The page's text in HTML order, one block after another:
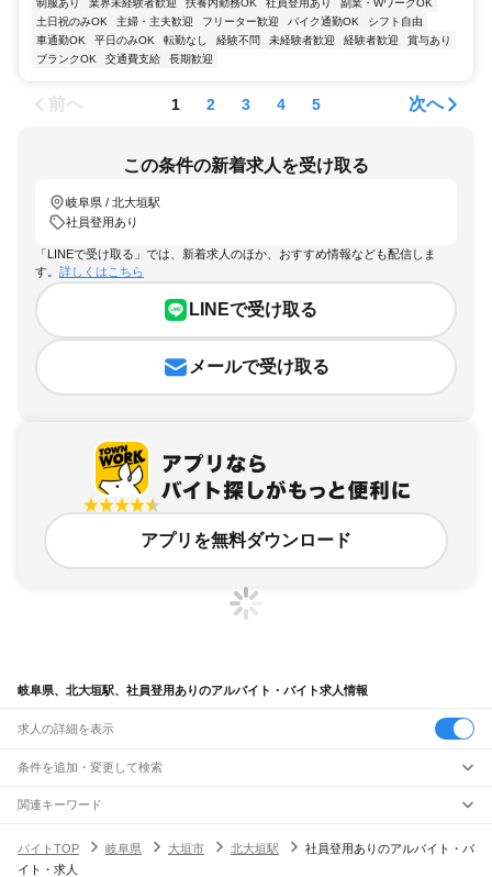
制服あり 業界未経験者歓迎 扶養内勤務OK 社員登用あり
副業・WワークOK
土日祝のみOK
主婦・主夫歓迎 フリーター歓迎 バイク通勤OK
シフト自由
車通勤OK
平日のみOK 転勤なし 経験不問 未経験者歓迎 経験者歓迎
賞与あり
ブランクOK
交通費支給 長期歓迎
前へ 1 2 3 4 5 次へ
この条件の新着求人を受け取る
岐阜県 / 北大垣駅
社員登用あり
「LINEで受け取る」では、新着求人のほか、おすすめ情報なども配信しま
す。 詳しくはこちら
LINEで受け取る
メールで受け取る
アプリを無料ダウンロード
岐阜県、北大垣駅、社員登用ありのアルバイト・バイト求人情報
求人の詳細を表示
条件を追加・変更して検索
市区町村を追加・変更
岐阜県すべて
岐阜市
駅を追加・変更
関連キーワード
バイトTOP
岐阜県 大垣市 北大垣駅
社員登用ありのアルバイト・バ
イト・求人